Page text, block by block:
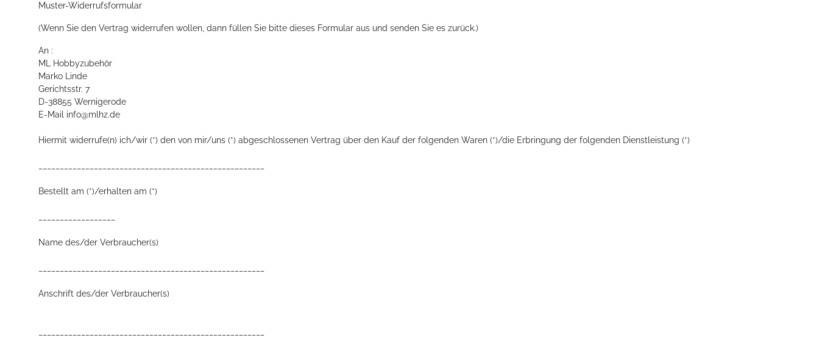
Muster-Widerrufsformular
(Wenn Sie den Vertrag widerrufen wollen, dann füllen Sie bitte dieses Formular aus und senden Sie es zurück.)
An :
ML Hobbyzubehör
Marko Linde
Gerichtsstr. 7
D-38855 Wernigerode
E-Mail info@mlhz.de
Hiermit widerrufe(n) ich/wir (*) den von mir/uns (*) abgeschlossenen Vertrag über den Kauf der folgenden Waren (*)/die Erbringung der folgenden Dienstleistung (*)
Bestellt am (*)/erhalten am (*)
Name des/der Verbraucher(s)
Anschrift des/der Verbraucher(s)